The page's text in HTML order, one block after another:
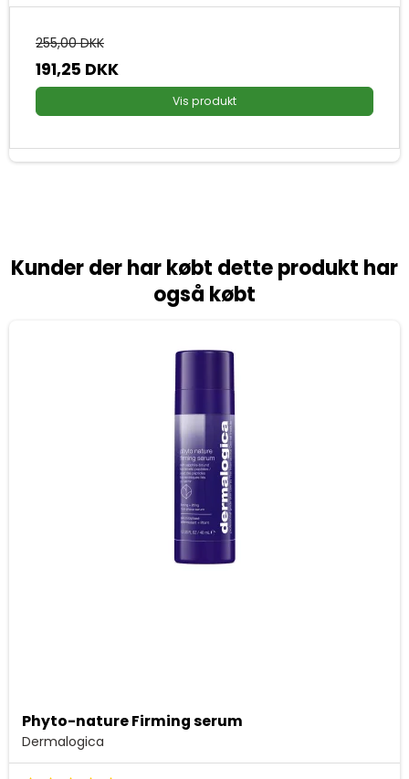
255,00 DKK
191,25 DKK
Vis produkt
Kunder der har købt dette produkt har
også købt
Phyto-nature Firming serum
Dermalogica